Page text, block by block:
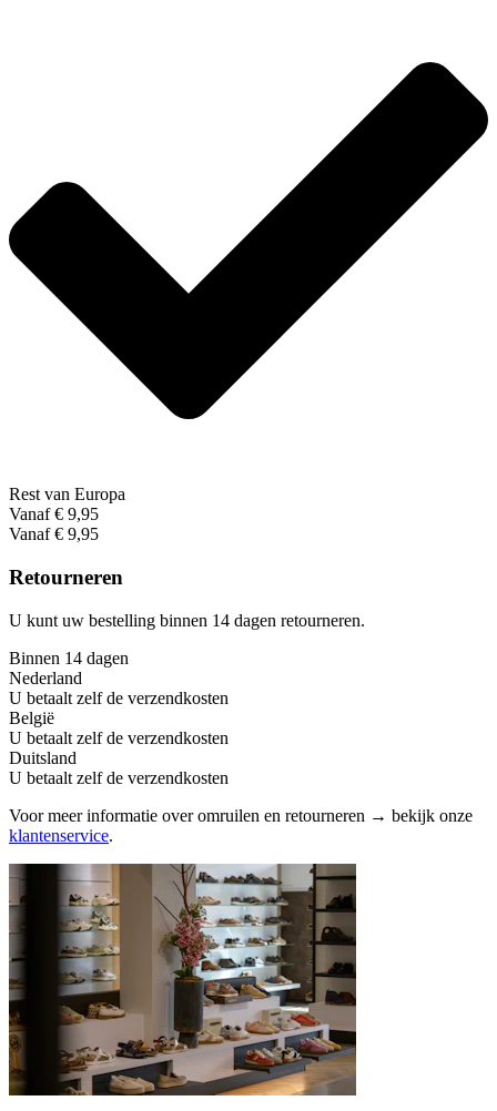
Rest van Europa
Vanaf € 9,95
Vanaf € 9,95
Retourneren
U kunt uw bestelling binnen 14 dagen retourneren.
Binnen 14 dagen
Nederland
U betaalt zelf de verzendkosten
België
U betaalt zelf de verzendkosten
Duitsland
U betaalt zelf de verzendkosten
Voor meer informatie over omruilen en retourneren → bekijk onze
klantenservice.